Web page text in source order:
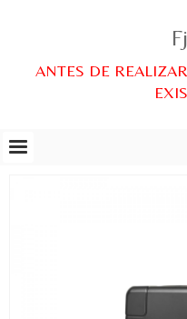
ANTES DE